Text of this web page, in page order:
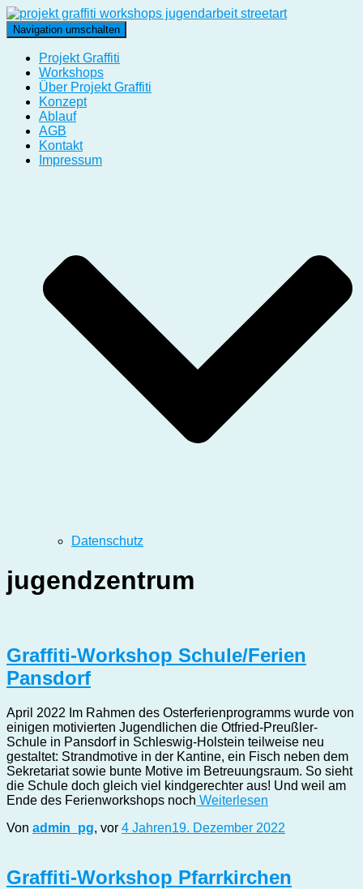
Navigation umschalten
Projekt Graffiti
Workshops
Über Projekt Graffiti
Konzept
Ablauf
AGB
Kontakt
Impressum
Datenschutz
jugendzentrum
Graffiti-Workshop Schule/Ferien
Pansdorf
April 2022 Im Rahmen des Osterferienprogramms wurde von
einigen motivierten Jugendlichen die Otfried-Preußler-
Schule in Pansdorf in Schleswig-Holstein teilweise neu
gestaltet: Strandmotive in der Kantine, ein Fisch neben dem
Sekretariat sowie bunte Motive im Betreuungsraum. So sieht
die Schule doch gleich viel kindgerechter aus! Und weil am
Ende des Ferienworkshops noch Weiterlesen
Von admin_pg, vor 4 Jahren19. Dezember 2022
Graffiti-Workshop Pfarrkirchen